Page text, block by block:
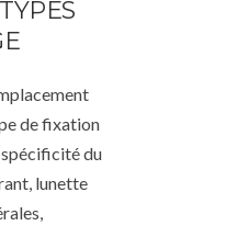
de fixation
du
lunette